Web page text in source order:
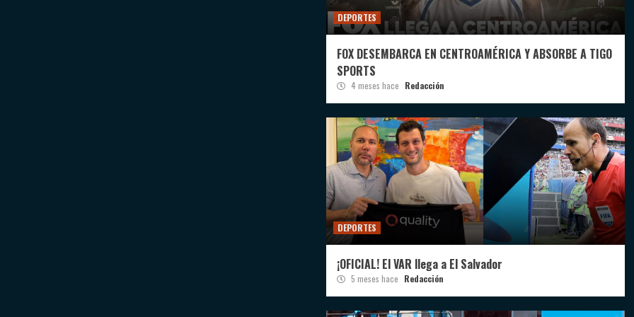
DEPORTES
FOX DESEMBARCA EN CENTROAMÉRICA Y ABSORBE A TIGO
SPORTS
4 meses hace Redacción
DEPORTES
¡OFICIAL! El VAR llega a El Salvador
5 meses hace Redacción